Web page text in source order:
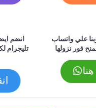
علي واتساب
فور نزولها
انضم
تليجرام